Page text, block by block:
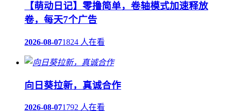
【萌动日记】零撸简单，卷轴模式加速释放
卷，每天7个广告
2026-08-071824 人在看
向日葵拉新，真诚合作
2026-08-071792 人在看